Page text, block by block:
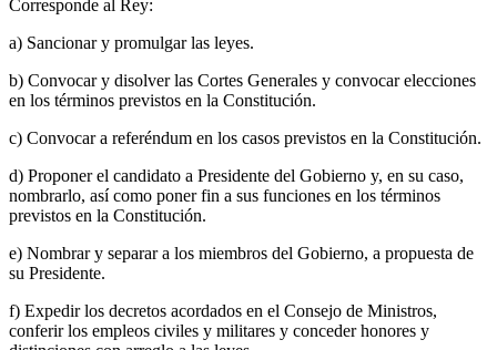
Corresponde al Rey:
a) Sancionar y promulgar las leyes.
b) Convocar y disolver las Cortes Generales y convocar elecciones
en los términos previstos en la Constitución.
c) Convocar a referéndum en los casos previstos en la Constitución.
d) Proponer el candidato a Presidente del Gobierno y, en su caso,
nombrarlo, así como poner fin a sus funciones en los términos
previstos en la Constitución.
e) Nombrar y separar a los miembros del Gobierno, a propuesta de
su Presidente.
f) Expedir los decretos acordados en el Consejo de Ministros,
conferir los empleos civiles y militares y conceder honores y